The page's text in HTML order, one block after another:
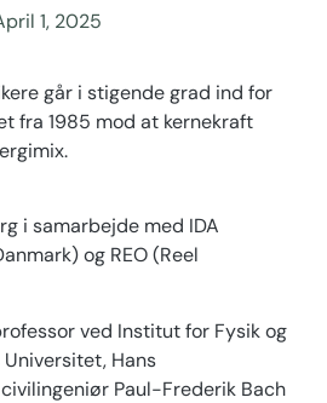
1, 2025
går i stigende grad ind for
fra 1985 mod at kernekraft
i samarbejde med IDA
og REO (Reel
ved Institut for Fysik og
Hans
Paul-Frederik Bach